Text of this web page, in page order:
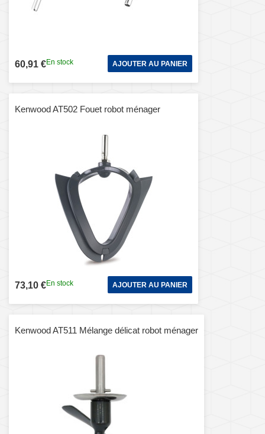
60,91 €En stock AJOUTER AU PANIER
Kenwood AT502 Fouet robot ménager
73,10 €En stock AJOUTER AU PANIER
Kenwood AT511 Mélange délicat robot ménager